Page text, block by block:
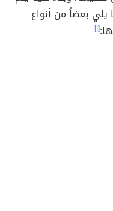
بعضاً من أنواع
[١]